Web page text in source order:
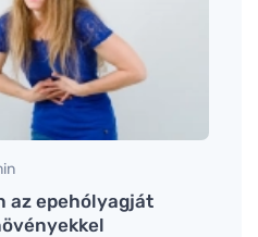
az epehólyagját